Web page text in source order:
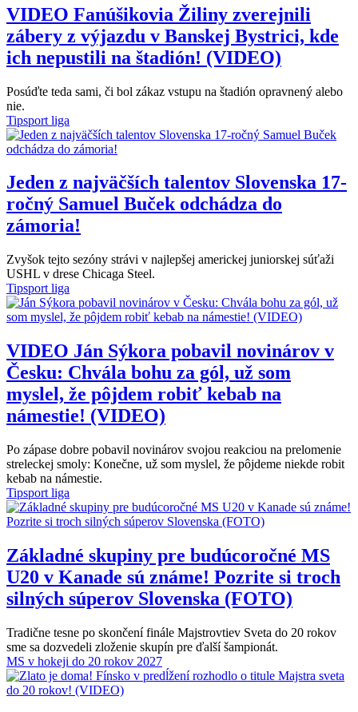
VIDEO Fanúšikovia Žiliny zverejnili
zábery z výjazdu v Banskej Bystrici, kde
ich nepustili na štadión! (VIDEO)
Posúďte teda sami, či bol zákaz vstupu na štadión opravnený alebo
nie.
Tipsport liga
Jeden z najväčších talentov Slovenska 17-
ročný Samuel Buček odchádza do
zámoria!
Zvyšok tejto sezóny strávi v najlepšej americkej juniorskej súťaži
USHL v drese Chicaga Steel.
Tipsport liga
VIDEO Ján Sýkora pobavil novinárov v
Česku: Chvála bohu za gól, už som
myslel, že pôjdem robiť kebab na
námestie! (VIDEO)
Po zápase dobre pobavil novinárov svojou reakciou na prelomenie
streleckej smoly: Konečne, už som myslel, že pôjdeme niekde robit
kebab na námestie.
Tipsport liga
Základné skupiny pre budúcoročné MS
U20 v Kanade sú známe! Pozrite si troch
silných súperov Slovenska (FOTO)
Tradične tesne po skončení finále Majstrovtiev Sveta do 20 rokov
sme sa dozvedeli zloženie skupín pre ďalší šampionát.
MS v hokeji do 20 rokov 2027